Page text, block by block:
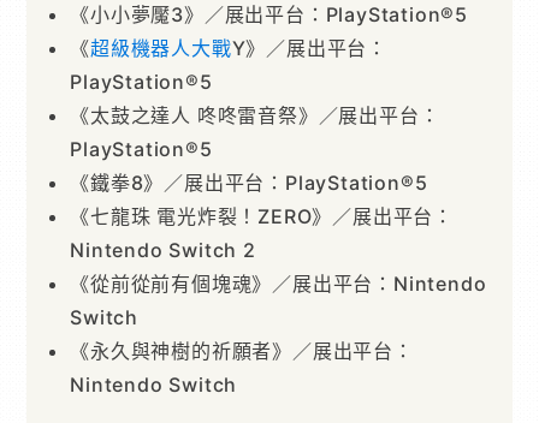
《小小夢魘3》／展出平台：PlayStation®5
《超級機器人大戰Y》／展出平台：
PlayStation®5
《太鼓之達人 咚咚雷音祭》／展出平台：
PlayStation®5
《鐵拳8》／展出平台：PlayStation®5
《七龍珠 電光炸裂！ZERO》／展出平台：
Nintendo Switch 2
《從前從前有個塊魂》／展出平台：Nintendo
Switch
《永久與神樹的祈願者》／展出平台：
Nintendo Switch